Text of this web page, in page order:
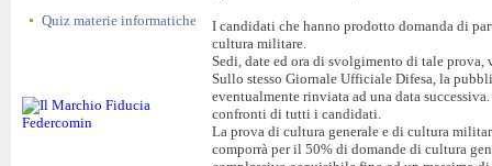
Quiz materie informatiche
I candidati che hanno prodotto domanda di
cultura militare.
Sedi, date ed ora di svolgimento di tale
Sullo stesso Giornale Ufficiale Difesa, la
eventualmente rinviata ad una data
confronti di tutti i candidati.
La prova di cultura generale e di cultura
comporrà per il 50% di domande di cultura